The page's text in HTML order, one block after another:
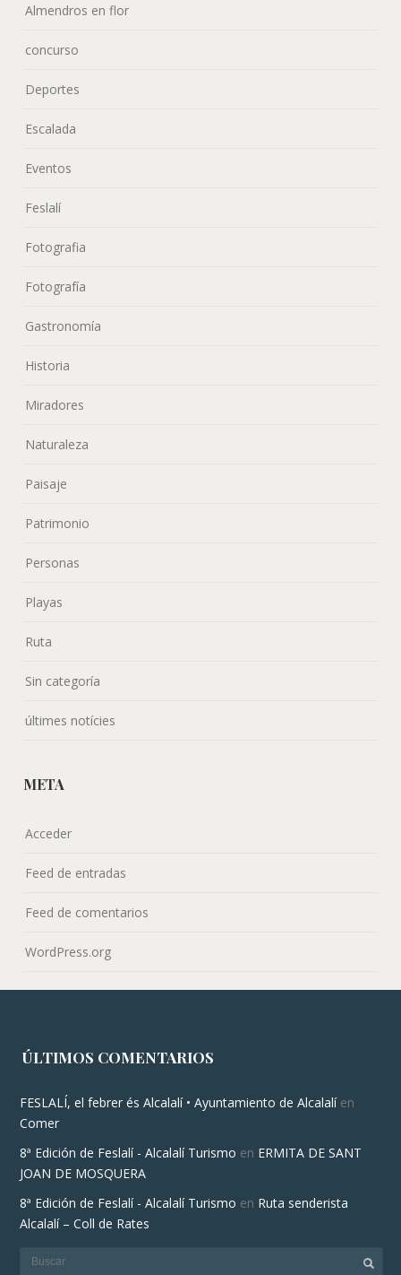
Almendros en flor
concurso
Deportes
Escalada
Eventos
Feslalí
Fotografia
Fotografía
Gastronomía
Historia
Miradores
Naturaleza
Paisaje
Patrimonio
Personas
Playas
Ruta
Sin categoría
últimes notícies
META
Acceder
Feed de entradas
Feed de comentarios
WordPress.org
ÚLTIMOS COMENTARIOS
FESLALÍ, el febrer és Alcalalí • Ayuntamiento de Alcalalíen
Comer
8ª Edición de Feslalí - Alcalalí Turismo en ERMITA DE SANT
JOAN DE MOSQUERA
8ª Edición de Feslalí - Alcalalí Turismo en Ruta senderista
Alcalalí – Coll de Rates